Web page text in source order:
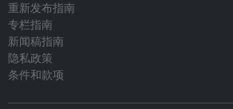
重新发布指南
专栏指南
新闻稿指南
隐私政策
条件和款项